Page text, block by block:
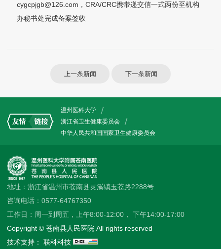
cygcpjgb@126.com，CRA/CRC携带递交信一式两份至机构
办秘书处完成备案签收
上一条新闻 下一条新闻
温州医科大学
浙江省卫生健康委员会
中华人民共和国国家卫生健康委员会
地址：浙江省温州市苍南县灵溪镇玉苍路2288号
咨询电话：0577-64767350
工作日：周一到周五，上午8:00-12:00， 下午14:00-17:00
Copyright © 苍南县人民医院 All rights reserved
技术支持： 联科科技